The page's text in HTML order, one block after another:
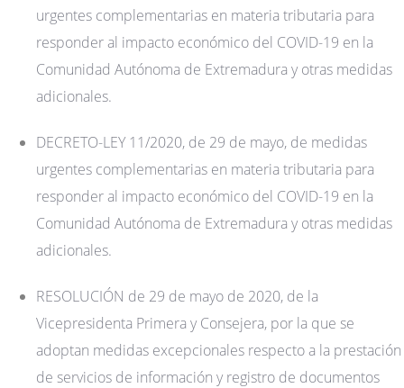
urgentes complementarias en materia tributaria para
responder al impacto económico del COVID-19 en la
Comunidad Autónoma de Extremadura y otras medidas
adicionales.
DECRETO-LEY 11/2020, de 29 de mayo, de medidas
urgentes complementarias en materia tributaria para
responder al impacto económico del COVID-19 en la
Comunidad Autónoma de Extremadura y otras medidas
adicionales.
RESOLUCIÓN de 29 de mayo de 2020, de la
Vicepresidenta Primera y Consejera, por la que se
adoptan medidas excepcionales respecto a la prestación
de servicios de información y registro de documentos